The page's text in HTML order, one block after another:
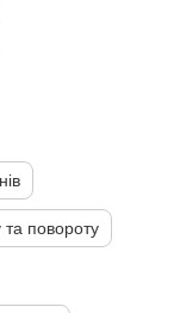
та повороту